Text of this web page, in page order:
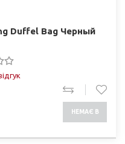
Duffel Bag Черный
НЕМАЄ В